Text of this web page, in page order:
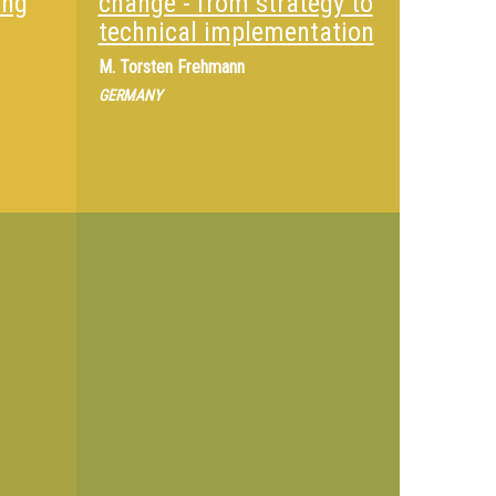
technical implementation
M. Torsten Frehmann
GERMANY